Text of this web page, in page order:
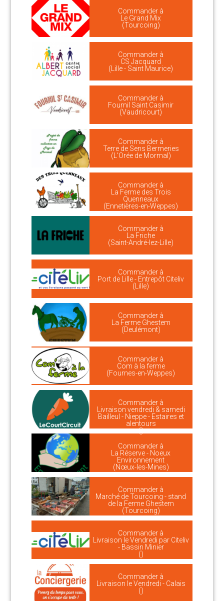
Commander à
Le Grand Mix
(Tourcoing)
Commander à
CS Jacquard
(Lille - Saint Maurice)
Commander à
Fournil Saint Casimir
(Vaudricourt)
Commander à
Terre de Sens Bermeries
(L'Orée de Mormal)
Commander à
La Ferme des Trois
Quenneaux
(Ennetières-en-Weppes)
Commander à
La Friche
(Saint-André-lez-Lille)
Commander à
Port de Lille - Entrepôt Citeliv
(Lille)
Commander à
La Ferme Ghestem
(Deulémont)
Commander à
Com à la ferme
(Fournes-en-Weppes)
Commander à
Livraison vendredi & samedi
Bailleul - Nieppe - Estaires et
alentours
()
Commander à
La Réserve - Noeux
Environnement
(Nœux-les-Mines)
Commander à
Marché de Tourcoing - stand
de la Ferme Ghestem
(Tourcoing)
Commander à
Livraison le Vendredi par Citeliv
- Bassin Minier
()
Commander à
Livraison le Vendredi - Calais
()